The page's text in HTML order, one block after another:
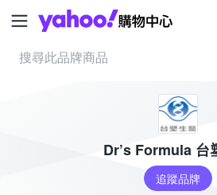
Dr’s Formula 台
追蹤品牌